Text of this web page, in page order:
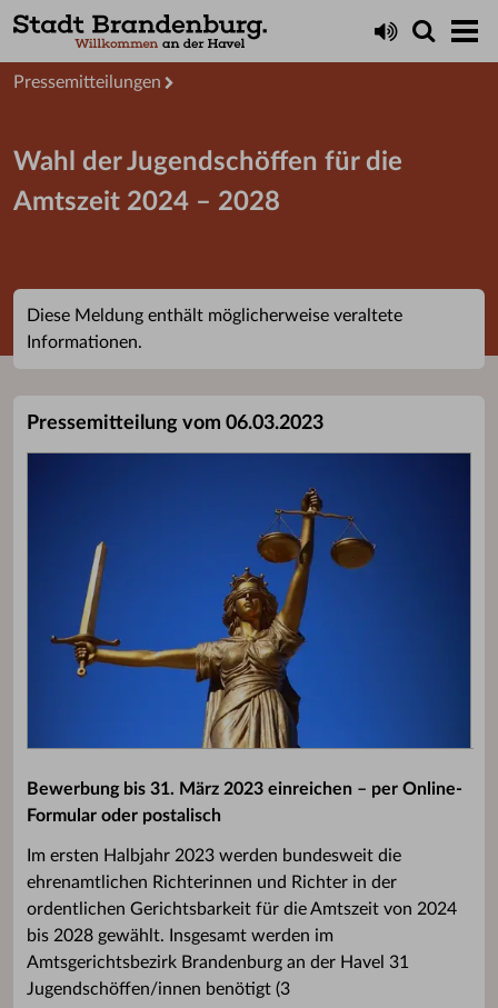
Presseservice
Pressemitteilungen
Wahl der Jugendschöffen für die
Amtszeit 2024 – 2028
Diese Meldung enthält möglicherweise veraltete
Informationen.
Pressemitteilung vom 06.03.2023
Bewerbung bis 31. März 2023 einreichen – per Online-
Formular oder postalisch
Im ersten Halbjahr 2023 werden bundesweit die
ehrenamtlichen Richterinnen und Richter in der
ordentlichen Gerichtsbarkeit für die Amtszeit von 2024
bis 2028 gewählt. Insgesamt werden im
Amtsgerichtsbezirk Brandenburg an der Havel 31
Jugendschöffen/innen benötigt (3